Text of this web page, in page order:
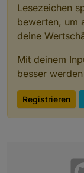
Wenn
Lesezeichen
bewerten, um
deine
Mit deinem
besser
Registrieren